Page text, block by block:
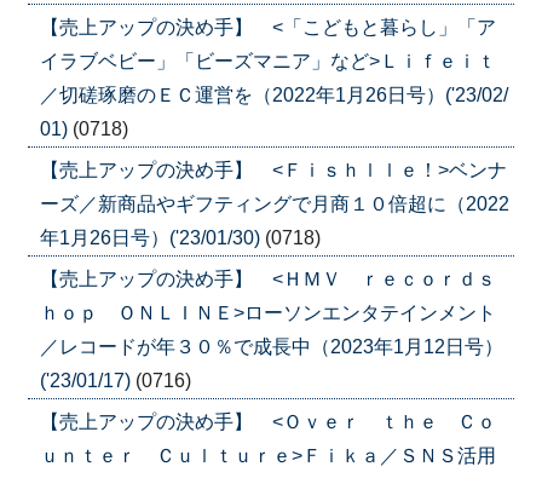
【売上アップの決め手】 <「こどもと暮らし」「ア
イラブベビー」「ビーズマニア」など>Ｌｉｆｅｉｔ
／切磋琢磨のＥＣ運営を（2022年1月26日号）('23/02/
01) (0718)
【売上アップの決め手】 <Ｆｉｓｈｌｌｅ！>ベンナ
ーズ／新商品やギフティングで月商１０倍超に（2022
年1月26日号）('23/01/30) (0718)
【売上アップの決め手】 <ＨＭＶ ｒｅｃｏｒｄｓ
ｈｏｐ ＯＮＬＩＮＥ>ローソンエンタテインメント
／レコードが年３０％で成長中（2023年1月12日号）
('23/01/17) (0716)
【売上アップの決め手】 <Ｏｖｅｒ ｔｈｅ Ｃｏ
ｕｎｔｅｒ Ｃｕｌｔｕｒｅ>Ｆｉｋａ／ＳＮＳ活用